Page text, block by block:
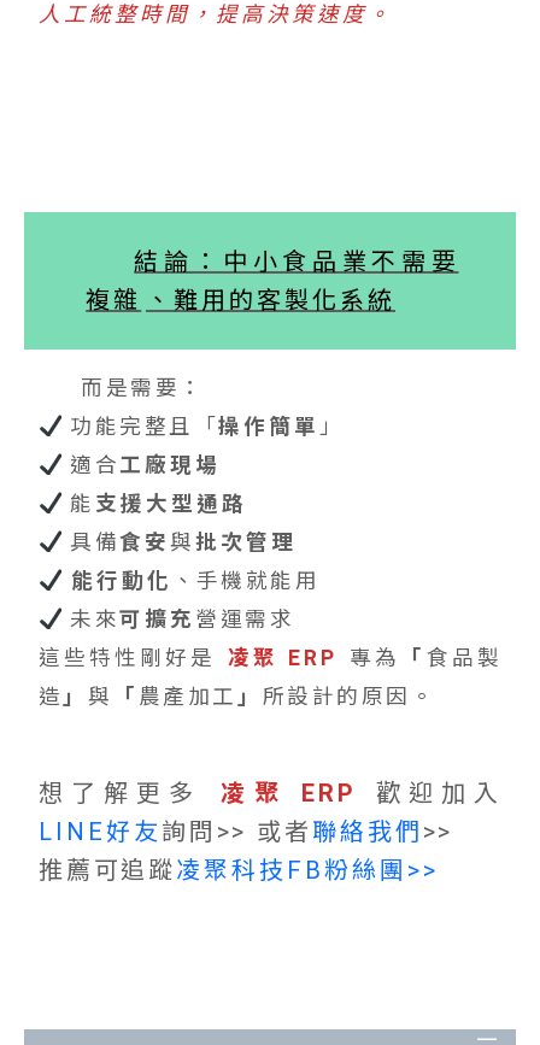
人工統整時間，提高決策速度。
結論：中小食品業不需要
複雜
、難用的客製化系統
而是需要：
功能完整且「操作簡單 」
適合 工廠現場
能 支援大型通路
具備食安與 批次管理
能行動化 、手機就能用
未來可擴充 營運需求
這些特性剛好是
凌聚 ERP 專為 「 食品製
造 」與 「 農產加工 」 所設計的原因。
想了解更多 凌聚 ERP
歡迎加入
LINE好友 詢問>> 或者 聯絡我們 >>
推薦可追蹤凌聚科技FB粉絲團>>